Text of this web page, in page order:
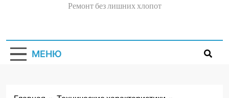
Ремонт без лишних хлопот
МЕНЮ